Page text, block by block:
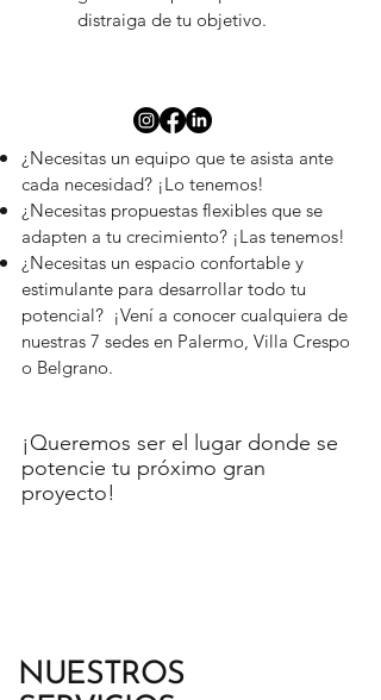
distraiga de tu objetivo.
¿Necesitas un equipo que te asista ante
cada necesidad? ¡Lo tenemos!
¿Necesitas propuestas flexibles que se
adapten a tu crecimiento? ¡Las tenemos!
¿Necesitas un espacio confortable y
estimulante para desarrollar todo tu
potencial? ¡Vení a conocer cualquiera de
nuestras 7 sedes en Palermo, Villa Crespo
o Belgrano.
¡Queremos ser el lugar donde se
potencie tu próximo gran
proyecto!
NUESTROS